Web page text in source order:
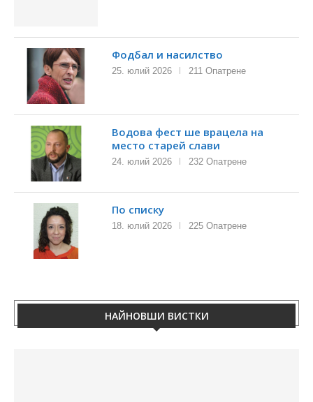
Фодбал и насилство
25. юлий 2026 211 Опатрене
Водова фест ше врацела на
место старей слави
24. юлий 2026 232 Опатрене
По списку
18. юлий 2026 225 Опатрене
НАЙНОВШИ ВИСТКИ